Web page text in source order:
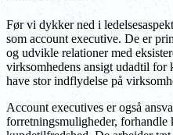
Før vi dykker ned i
som account executive. De er
og udvikle relationer med
virksomhedens ansigt udadtil for
have stor indflydelse på
Account executives er også
forretningsmuligheder, forhandle